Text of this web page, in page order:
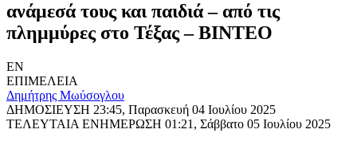
ανάμεσά τους και παιδιά – από τις
πλημμύρες στο Τέξας – BINTEO
EN
ΕΠΙΜΕΛΕΙΑ
Δημήτρης Μωύσογλου
ΔΗΜΟΣΙΕΥΣΗ 23:45, Παρασκευή 04 Ιουλίου 2025
ΤΕΛΕΥΤΑΙΑ ΕΝΗΜΕΡΩΣΗ 01:21, Σάββατο 05 Ιουλίου 2025